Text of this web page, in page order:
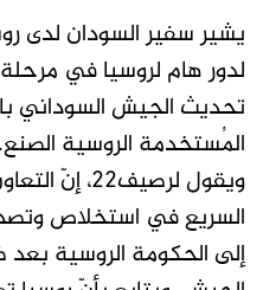
يشير سفير السودان لدى
لدور هام لروسيا في
تحديث الجيش السوداني
المُستخدمة الروسية الصنع.
ويقول
السريع في استخلاص
إلى الحكومة الروسية